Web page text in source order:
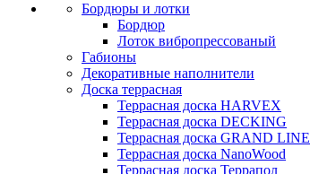
Бордюры и лотки
Бордюр
Лоток вибропрессованый
Габионы
Декоративные наполнители
Доска террасная
Террасная доска HARVEX
Террасная доска DECKING
Террасная доска GRAND LINE
Террасная доска NanoWood
Террасная доска Террапол